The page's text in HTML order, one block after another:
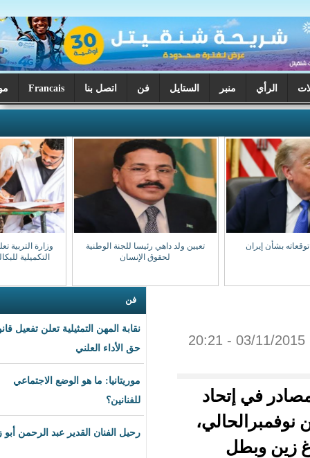
الستايل فن اتصل بنا Francais موريتانيا اليوم
تعيين ولد داهي رئيسا للجنة الوطنية
وزارة التربية تعلن بدء تصحيح الدورة
التكميلية للبكالوريا السبت المقبل
نقابة المهن التمثيلية تعلن تفعيل قانون
حق الأداء العلني
موريتانيا: ما هو الوضع الاجتماعي
للفنانين؟
رحيل الفنان القدير عبد الرحمن أبو زهرة